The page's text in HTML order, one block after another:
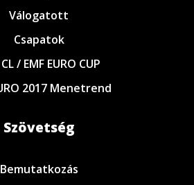
Válogatott
Csapatok
/ EMF EURO CUP
2017 Menetrend
Szövetség
Bemutatkozás